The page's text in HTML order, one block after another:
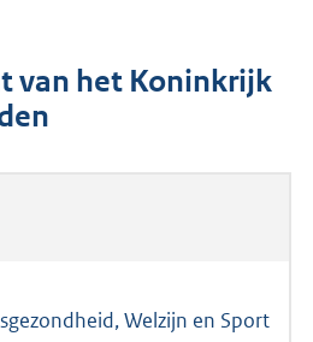
van het Koninkrijk
Welzijn en Sport